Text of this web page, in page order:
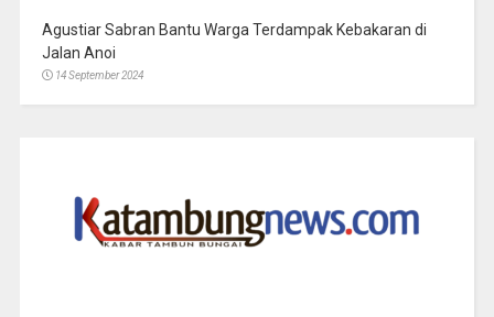
Agustiar Sabran Bantu Warga Terdampak Kebakaran di
Jalan Anoi
14 September 2024